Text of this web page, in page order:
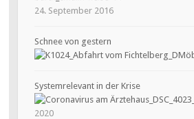
24. September 2016
Schnee von gestern
Systemrelevant in der Krise
2020